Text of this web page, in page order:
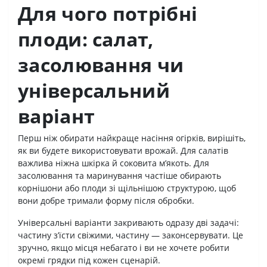
Для чого потрібні
плоди: салат,
засолювання чи
універсальний
варіант
Перш ніж обирати найкраще насіння огірків, вирішіть,
як ви будете використовувати врожай. Для салатів
важлива ніжна шкірка й соковита м’якоть. Для
засолювання та маринування частіше обирають
корнішони або плоди зі щільнішою структурою, щоб
вони добре тримали форму після обробки.
Універсальні варіанти закривають одразу дві задачі:
частину з’їсти свіжими, частину — законсервувати. Це
зручно, якщо місця небагато і ви не хочете робити
окремі грядки під кожен сценарій.